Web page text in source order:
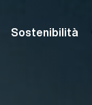
Sostenibilità